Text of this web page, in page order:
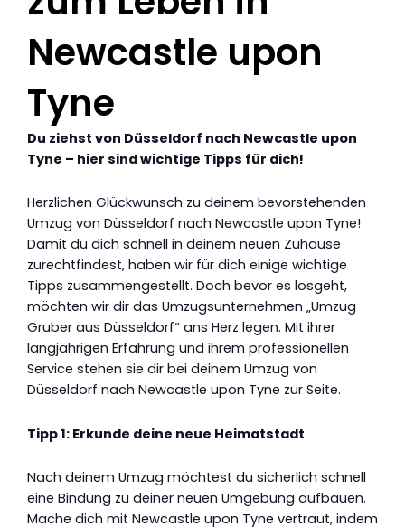
Newcastle upon
Tyne
Du ziehst von Düsseldorf nach Newcastle upon
Tyne – hier sind wichtige Tipps für dich!
Herzlichen Glückwunsch zu deinem bevorstehenden
Umzug von Düsseldorf nach Newcastle upon Tyne!
Damit du dich schnell in deinem neuen Zuhause
zurechtfindest, haben wir für dich einige wichtige
Tipps zusammengestellt. Doch bevor es losgeht,
möchten wir dir das Umzugsunternehmen „Umzug
Gruber aus Düsseldorf“ ans Herz legen. Mit ihrer
langjährigen Erfahrung und ihrem professionellen
Service stehen sie dir bei deinem Umzug von
Düsseldorf nach Newcastle upon Tyne zur Seite.
Tipp 1: Erkunde deine neue Heimatstadt
Nach deinem Umzug möchtest du sicherlich schnell
eine Bindung zu deiner neuen Umgebung aufbauen.
Mache dich mit Newcastle upon Tyne vertraut, indem